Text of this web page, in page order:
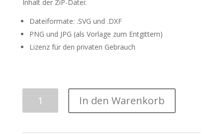
Inhalt der ZiP-Datei:
Dateiformate: .SVG und .DXF
PNG und JPG (als Vorlage zum Entgittern)
Lizenz für den privaten Gebrauch
In den Warenkorb